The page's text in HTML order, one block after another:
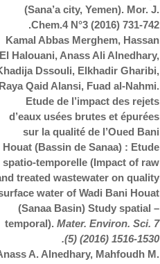
(Sana’a city, Yemen). Mor. J.
Chem.4 N°3 (2016) 731-742.
Kamal Abbas Merghem, Hassan
El Halouani, Anass Ali Alnedhary,
Dssouli, Elkhadir Gharibi,
Raya Qaid Alansi, Fuad al-Nahmi.
Etude de l’impact des rejets
d’eaux usées brutes et épurées
sur la qualité de l’Oued Bani
Houat (Bassin de Sanaa) : Etude
spatio-temporelle (Impact of raw
treated wastewater on quality
water of Wadi Bani Houat
(Sanaa Basin) Study spatial –
temporal). Mater. Environ. Sci. 7
(5) (2016) 1516-1530.
A. Alnedhary, Mahfoudh M.